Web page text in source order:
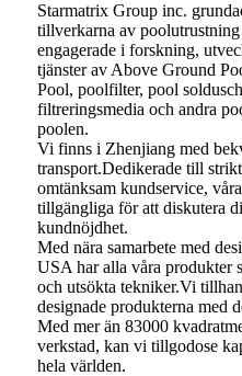
Starmatrix Group inc.
tillverkarna av
engagerade i forskning,
tjänster av Above Ground
Pool, poolfilter, pool
filtreringsmedia och andra
poolen.
Vi finns i Zhenjiang med
transport.Dedikerade till
omtänksam kundservice,
tillgängliga för att diskutera
kundnöjdhet.
Med nära samarbete med
USA har alla våra produkter
och utsökta tekniker.Vi
designade produkterna med
Med mer än 83000
verkstad, kan vi tillgodose
hela världen.